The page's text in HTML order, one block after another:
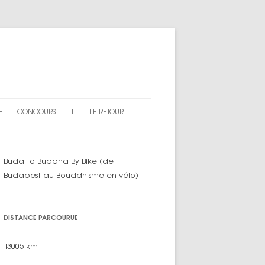
CONCOURS
ARTICLES « CONCOURS »
| LE RETOUR
Buda to Buddha By Bike (de
Budapest au Bouddhisme en vélo)
DISTANCE PARCOURUE
13005 km